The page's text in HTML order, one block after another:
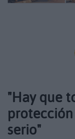
"Hay que
serio"